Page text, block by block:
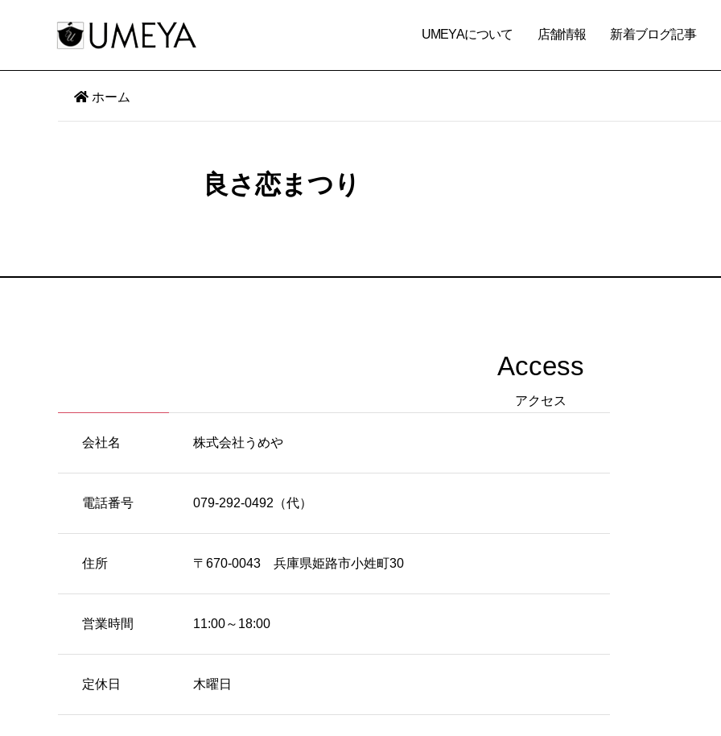
UMEYAについて 店舗情報 新着ブログ記事
ホーム
良さ恋まつり
Access
アクセス
会社名 株式会社うめや
電話番号 079-292-0492（代）
住所 〒670-0043 兵庫県姫路市小姓町30
営業時間 11:00～18:00
定休日 木曜日